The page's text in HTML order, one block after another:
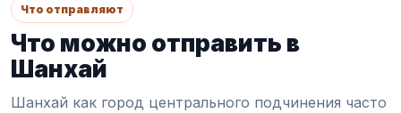
Что отправляют
Что можно отправить в
Шанхай
Шанхай как город центрального подчинения часто